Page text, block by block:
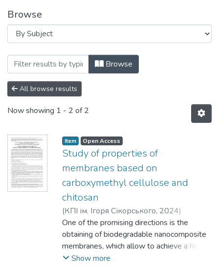
Browse
Browsing 2024 by Subject "628.1:66.08"
Browse
All browse results
Now showing 1 - 2 of 2
Item Open Access
Study of properties of
membranes based on
carboxymethyl cellulose and
chitosan
(КПІ ім. Ігоря Сікорського, 2024)
Ovsiankina, Viktoriia; Demchenko, Valeriy
Khohotva, Oleksandr;Krysenko, Tamara;
Iurzhenko, Maksym
Оne of the promising directions is the
obtaining of biodegradable nanocomposite
membranes, which allow to achieve a high
level of purification and do not pollute the
Show more